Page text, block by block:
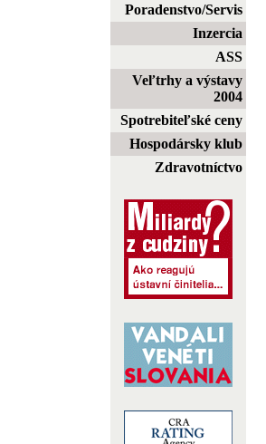
Poradenstvo/Servis
Inzercia
ASS
Veľtrhy a výstavy
2004
Spotrebiteľské ceny
Hospodársky klub
Zdravotníctvo